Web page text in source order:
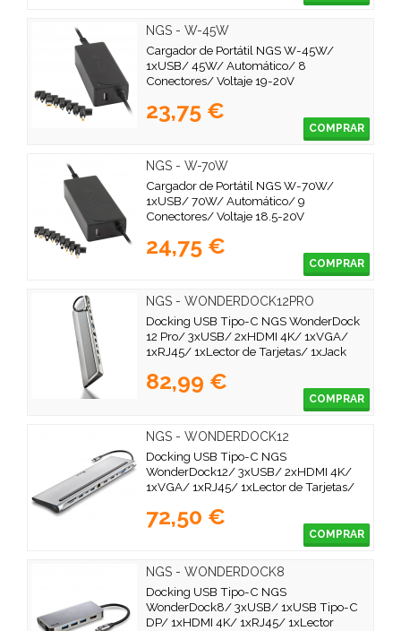
NGS - W-45W
Cargador de Portátil NGS W-45W/
1xUSB/ 45W/ Automático/ 8
Conectores/ Voltaje 19-20V
23,75 €
COMPRAR
NGS - W-70W
Cargador de Portátil NGS W-70W/
1xUSB/ 70W/ Automático/ 9
Conectores/ Voltaje 18.5-20V
24,75 €
COMPRAR
NGS - WONDERDOCK12PRO
Docking USB Tipo-C NGS WonderDock
12 Pro/ 3xUSB/ 2xHDMI 4K/ 1xVGA/
1xRJ45/ 1xLector de Tarjetas/ 1xJack
82,99 €
COMPRAR
NGS - WONDERDOCK12
Docking USB Tipo-C NGS
WonderDock12/ 3xUSB/ 2xHDMI 4K/
1xVGA/ 1xRJ45/ 1xLector de Tarjetas/
72,50 €
COMPRAR
NGS - WONDERDOCK8
Docking USB Tipo-C NGS
WonderDock8/ 3xUSB/ 1xUSB Tipo-C
DP/ 1xHDMI 4K/ 1xRJ45/ 1xLector